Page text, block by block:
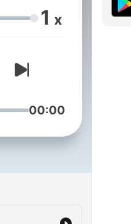
visita
1 x
00:00